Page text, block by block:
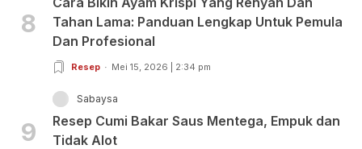
8
Tahan Lama: Panduan Lengkap Untuk Pemula
Dan Profesional
Resep Mei 15, 2026 | 2:34 pm
9
Sabaysa
Resep Cumi Bakar Saus Mentega, Empuk dan
Tidak Alot